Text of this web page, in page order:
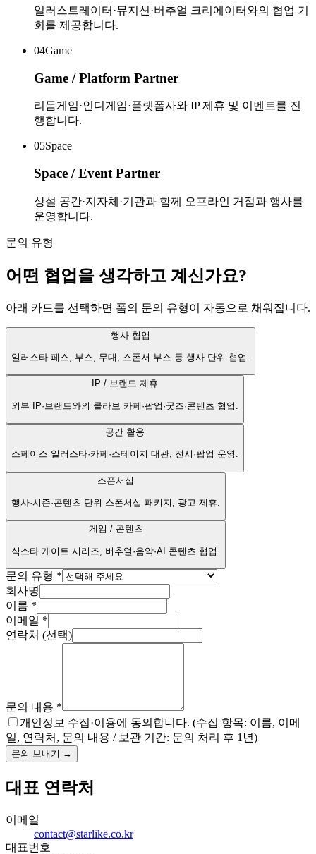
일러스트레이터·뮤지션·버추얼 크리에이터와의 협업 기
회를 제공합니다.
04Game
Game / Platform Partner
리듬게임·인디게임·플랫폼사와 IP 제휴 및 이벤트를 진
행합니다.
05Space
Space / Event Partner
상설 공간·지자체·기관과 함께 오프라인 거점과 행사를
운영합니다.
문의 유형
어떤 협업을 생각하고 계신가요?
아래 카드를 선택하면 폼의 문의 유형이 자동으로 채워집니다.
행사 협업
일러스타 페스, 부스, 무대, 스폰서 부스 등 행사 단위 협업.
IP / 브랜드 제휴
외부 IP·브랜드와의 콜라보 카페·팝업·굿즈·콘텐츠 협업.
공간 활용
스페이스 일러스타·카페·스테이지 대관, 전시·팝업 운영.
스폰서십
행사·시즌·콘텐츠 단위 스폰서십 패키지, 광고 제휴.
게임 / 콘텐츠
식스타 게이트 시리즈, 버추얼·음악·AI 콘텐츠 협업.
문의 유형 *
회사명
이름 *
이메일 *
연락처 (선택)
문의 내용 *
개인정보 수집·이용에 동의합니다. (수집 항목: 이름, 이메
일, 연락처, 문의 내용 / 보관 기간: 문의 처리 후 1년)
문의 보내기 →
대표 연락처
이메일
contact@starlike.co.kr
대표번호